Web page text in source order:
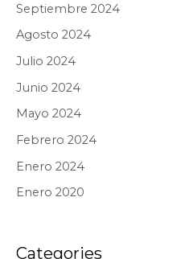
Septiembre 2024
Agosto 2024
Julio 2024
Junio 2024
Mayo 2024
Febrero 2024
Enero 2024
Enero 2020
Categories